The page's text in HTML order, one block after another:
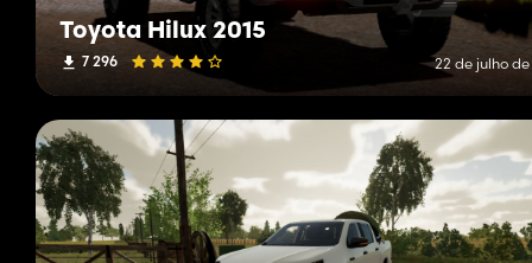
Toyota Hilux 2015
7 296 22 de julho